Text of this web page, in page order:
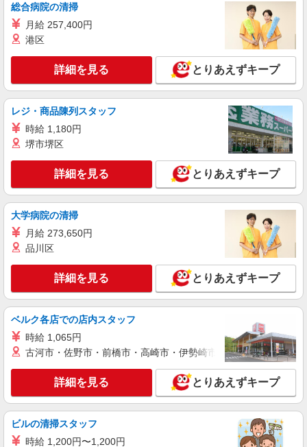
株式会社ブレイブ（マイナビグループ）/MDH28
介護スタッフ ◆デイサービス、サービス付き
高齢者向け住宅、グループホームなど様々な勤
未経験：時給1350〜1550円（資格・経験によ
る） 経験者：時給1550〜1750円（資格・経験によ
る） ◎月収例 時給1750円×1日8時間×22日（週5
日）＝30万8000円 ◆昇給あり ◆支払い方法 ※日
払い/週払い/月払い対応も可能です。詳しくは面談
時にご相談ください。 ◆交通費：別途全額支給 ※
兵庫県加西市 【最寄駅】 ◆北条鉄道「網引
駅」 ◆北条鉄道「長駅」 ◆北条鉄道「田原駅」
★その他、近隣に多数勤務地あります！
キープ 詳細を見る
総合病院の清掃
月給 257,400円
港区
詳細を見る とりあえずキープ
レジ・商品陳列スタッフ
時給 1,180円
堺市堺区
詳細を見る とりあえずキープ
大学病院の清掃
月給 273,650円
品川区
詳細を見る とりあえずキープ
ベルク各店での店内スタッフ
時給 1,065円
古河市・佐野市・前橋市・高崎市・伊勢崎市・太田市・館林市
詳細を見る とりあえずキープ
ビルの清掃スタッフ
時給 1,200円〜1,200円